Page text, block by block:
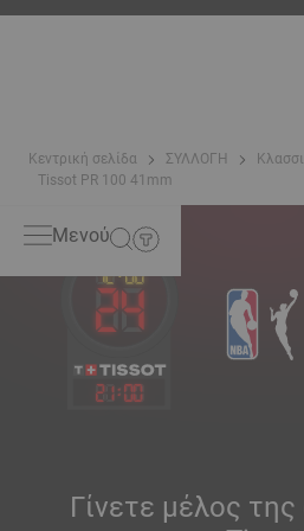
Κεντρική σελίδα ΣΥΛΛΟΓΗ
Tissot PR 100 41mm
Μενού
21:00
Γίνετε μέλος της